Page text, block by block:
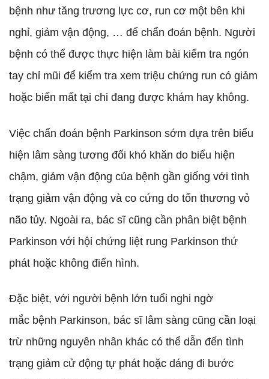
bệnh như tăng trương lực cơ, run cơ một bên khi
nghỉ, giảm vận động, … để chẩn đoán bệnh. Người
bệnh có thể được thực hiện làm bài kiểm tra ngón
tay chỉ mũi để kiểm tra xem triệu chứng run có giảm
hoặc biến mất tại chi đang được khám hay không.
Việc chẩn đoán bệnh Parkinson sớm dựa trên biểu
hiện lâm sàng tương đối khó khăn do biểu hiện
chậm, giảm vận động của bệnh gần giống với tình
trạng giảm vận động và co cứng do tổn thương vỏ
não tủy. Ngoài ra, bác sĩ cũng cần phân biệt bệnh
Parkinson với hội chứng liệt rung Parkinson thứ
phát hoặc không điển hình.
Đặc biệt, với người bệnh lớn tuổi nghi ngờ
mắc bệnh Parkinson, bác sĩ lâm sàng cũng cần loại
trừ những nguyên nhân khác có thể dẫn đến tình
trạng giảm cử động tự phát hoặc dáng đi bước